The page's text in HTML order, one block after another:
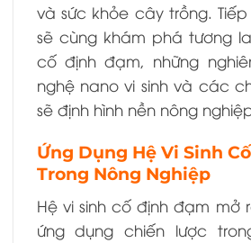
và sức khỏe cây trồng.
sẽ cùng khám phá tương
cố định đạm, những
nghệ nano vi sinh và các
sẽ định hình nền nông
Ứng Dụng Hệ Vi Sinh
Trong Nông Nghiệp
Hệ vi sinh cố định đạm
ứng dụng chiến lược